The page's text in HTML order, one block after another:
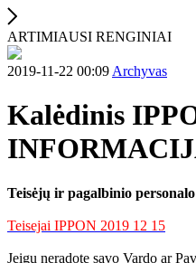
ARTIMIAUSI RENGINIAI
2019-11-22 00:09 Archyvas
Kalėdinis
Teisėjų ir pagalbinio
Teisejai IPPON 2019 12 15
Jeigu neradote savo Vardo ar